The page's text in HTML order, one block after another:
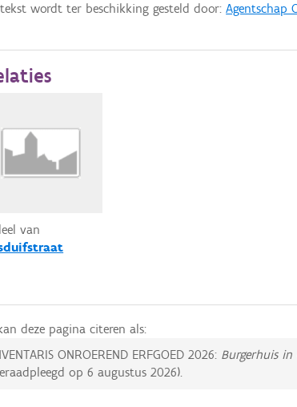
wordt ter beschikking gesteld door:Agentschap
van
deze pagina citeren als:
ONROEREND ERFGOED 2026: Burgerhuis
op6 augustus 2026).